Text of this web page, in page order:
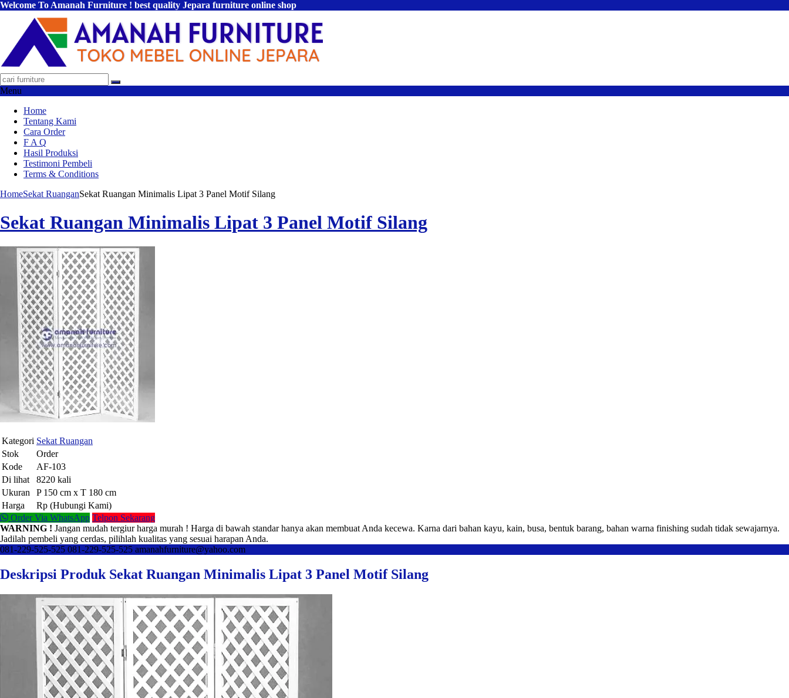
Welcome To Amanah Furniture ! best quality Jepara furniture online shop
Menu
Home
Tentang Kami
Cara Order
F A Q
Hasil Produksi
Testimoni Pembeli
Terms & Conditions
HomeSekat RuanganSekat Ruangan Minimalis Lipat 3 Panel Motif Silang
Sekat Ruangan Minimalis Lipat 3 Panel Motif Silang
Kategori Sekat Ruangan
Stok
Order
Kode
AF-103
Di lihat
8220 kali
Ukuran
P 150 cm x T 180 cm
Harga
Rp (Hubungi Kami)
Order Via WhatsApp Telpon Sekarang
WARNING ! Jangan mudah tergiur harga murah ! Harga di bawah standar hanya akan membuat Anda kecewa. Karna dari bahan kayu, kain, busa, bentuk barang, bahan warna finishing sudah tidak sewajarnya.
Jadilah pembeli yang cerdas, pilihlah kualitas yang sesuai harapan Anda.
081-229-525-525 081-229-525-525 amanahfurniture@yahoo.com
Deskripsi Produk Sekat Ruangan Minimalis Lipat 3 Panel Motif Silang